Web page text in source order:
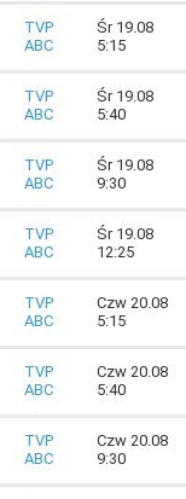
TVP
ABC
Śr 19.08
5:15
TVP
ABC
Śr 19.08
5:40
TVP
ABC
Śr 19.08
9:30
TVP
ABC
Śr 19.08
12:25
TVP
ABC
Czw 20.08
5:15
TVP
ABC
Czw 20.08
5:40
TVP
ABC
Czw 20.08
9:30